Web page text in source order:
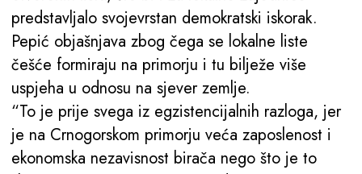
predstavljalo svojevrstan demokratski iskorak.
Pepić objašnjava zbog čega se lokalne liste
češće formiraju na primorju i tu bilježe više
uspjeha u odnosu na sjever zemlje.
“To je prije svega iz egzistencijalnih razloga, jer
je na Crnogorskom primorju veća zaposlenost i
ekonomska nezavisnost birača nego što je to